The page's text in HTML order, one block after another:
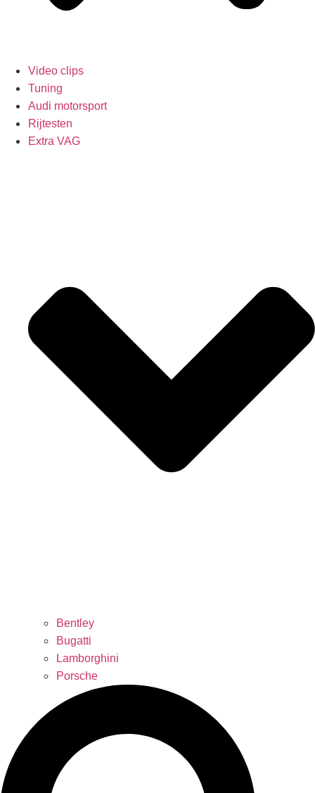
Video clips
Tuning
Audi motorsport
Rijtesten
Extra VAG
Bentley
Bugatti
Lamborghini
Porsche